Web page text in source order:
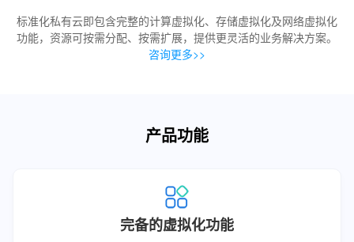
标准化私有云即包含完整的计算虚拟化、存储虚拟化及网络虚拟化
功能，资源可按需分配、按需扩展，提供更灵活的业务解决方案。
咨询更多>>
产品功能
完备的虚拟化功能